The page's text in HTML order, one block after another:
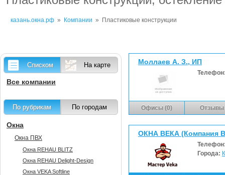
казань.окна.рф » Компании » Пластиковые конструкции
Моллаев А. З., ИП
Офисы (0) Отзывы
ОКНА ВЕКА (Компания
Города:
Списком На карте
Все компании
По рубрикам По городам
Окна
Окна ПВХ
Окна REHAU BLITZ
Окна REHAU Delight-Design
Окна VEKA Softline